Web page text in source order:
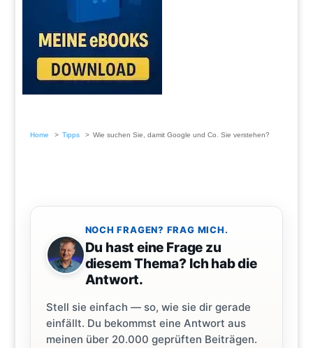
Home Tipps Wie suchen Sie, damit Google und Co. Sie verstehen?
NOCH FRAGEN? FRAG MICH.
Du hast eine Frage zu
diesem Thema? Ich hab die
Antwort.
Stell sie einfach — so, wie sie dir gerade
einfällt. Du bekommst eine Antwort aus
meinen über 20.000 geprüften Beiträgen.